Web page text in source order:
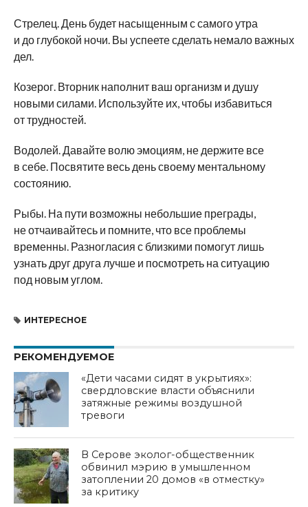
Стрелец. День будет насыщенным с самого утра
и до глубокой ночи. Вы успеете сделать немало важных
дел.
Козерог. Вторник наполнит ваш организм и душу
новыми силами. Используйте их, чтобы избавиться
от трудностей.
Водолей. Давайте волю эмоциям, не держите все
в себе. Посвятите весь день своему ментальному
состоянию.
Рыбы. На пути возможны небольшие преграды,
не отчаивайтесь и помните, что все проблемы
временны. Разногласия с близкими помогут лишь
узнать друг друга лучше и посмотреть на ситуацию
под новым углом.
ИНТЕРЕСНОЕ
РЕКОМЕНДУЕМОЕ
«Дети часами сидят в укрытиях»:
свердловские власти объяснили
затяжные режимы воздушной
тревоги
В Серове эколог-общественник
обвинил мэрию в умышленном
затоплении 20 домов «в отместку»
за критику